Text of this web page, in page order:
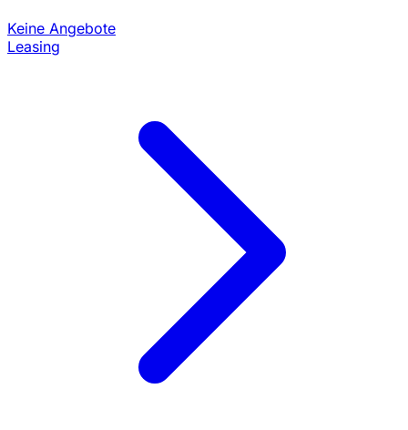
Keine Angebote
Leasing